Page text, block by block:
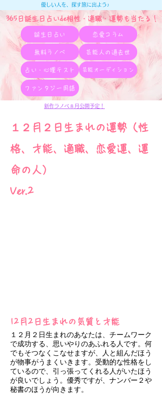
365日誕生日占いde相性・適職・​運勢も当たる！
優しい人を、探す旅に出よう♪
誕生日占い 恋愛コラム
無料ラノベ 芸能人の過去世
占い・心理テスト 芸能オーディション
ファンタジー用語
新作ラノベ８月公開予定！
１２月２日生まれの運勢（性
格、才能、適職、恋愛運、運
命の人）
Ver.2
12月2日生まれの気質と才能
１２月２日生まれのあなたは、チームワーク
で成功する、思いやりのあふれる人です。何
でもそつなくこなせますが、人と組んだほう
が物事がうまくいきます。受動的な性格をし
ているので、引っ張ってくれる人がいたほう
が良いでしょう。優秀ですが、ナンバー２や
秘書のほうが向きます。